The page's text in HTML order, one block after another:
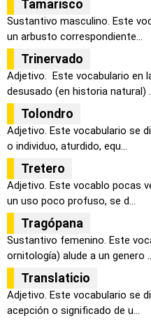
Tamarisco
Sustantivo masculino. Este
un arbusto correspondiente...
Trinervado
Adjetivo. Este vocabulario en
desusado (en historia natural)
Tolondro
Adjetivo. Este vocabulario se
o individuo, aturdido, equ...
Tretero
Adjetivo. Este vocablo pocas
un uso poco profuso, se d...
Tragópana
Sustantivo femenino. Este
ornitología) alude a un genero
Translaticio
Adjetivo. Este vocabulario se
acepción o significado de u...